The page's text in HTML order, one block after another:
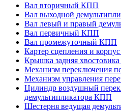
Вал вторичный КПП
Вал выходной
Вал левый и правый
Вал первичный КПП
Вал промежуточный КПП
Картер сцепления и
Крышка задняя
Механизм переключения
Механизм управления
Цилиндр воздушный
демультипликатора КПП
Шестерня ведущая